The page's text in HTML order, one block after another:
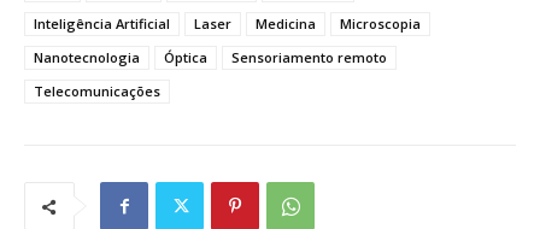
Inteligência Artificial
Laser Medicina
Microscopia
Nanotecnologia
Óptica
Sensoriamento remoto
Telecomunicações